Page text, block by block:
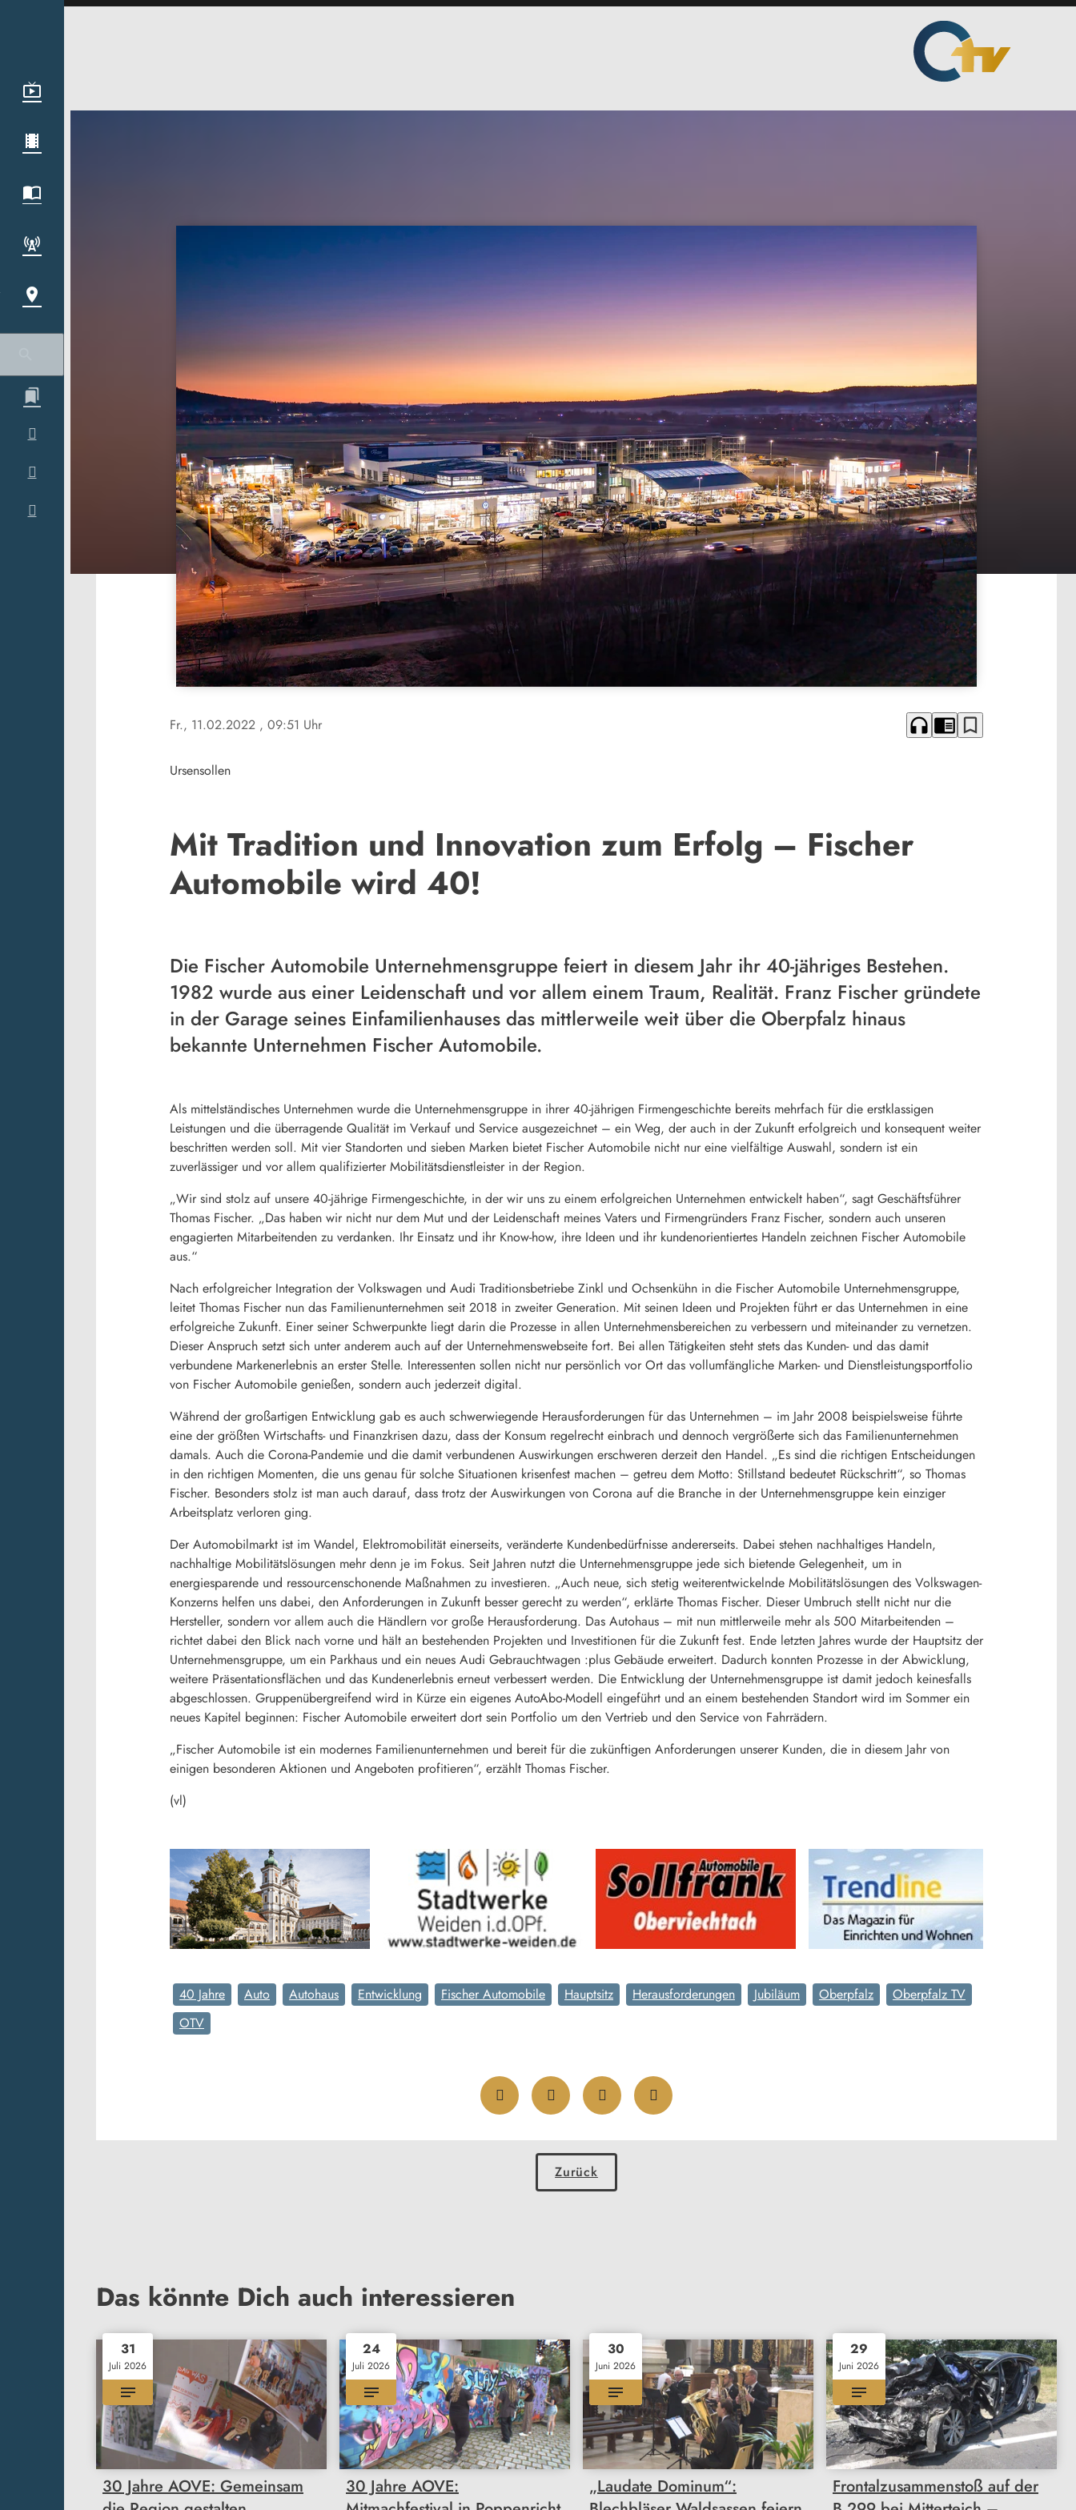
Fr., 11.02.2022 , 09:51 Uhr headphones chrome_reader_mode bookmark_border
Ursensollen
Mit Tradition und Innovation zum Erfolg – Fischer
Automobile wird 40!
Die Fischer Automobile Unternehmensgruppe feiert in diesem Jahr ihr 40-jähriges Bestehen.
1982 wurde aus einer Leidenschaft und vor allem einem Traum, Realität. Franz Fischer gründete
in der Garage seines Einfamilienhauses das mittlerweile weit über die Oberpfalz hinaus
bekannte Unternehmen Fischer Automobile.
Als mittelständisches Unternehmen wurde die Unternehmensgruppe in ihrer 40-jährigen Firmengeschichte bereits mehrfach für die erstklassigen
Leistungen und die überragende Qualität im Verkauf und Service ausgezeichnet – ein Weg, der auch in der Zukunft erfolgreich und konsequent weiter
beschritten werden soll. Mit vier Standorten und sieben Marken bietet Fischer Automobile nicht nur eine vielfältige Auswahl, sondern ist ein
zuverlässiger und vor allem qualifizierter Mobilitätsdienstleister in der Region.
„Wir sind stolz auf unsere 40-jährige Firmengeschichte, in der wir uns zu einem erfolgreichen Unternehmen entwickelt haben“, sagt Geschäftsführer
Thomas Fischer. „Das haben wir nicht nur dem Mut und der Leidenschaft meines Vaters und Firmengründers Franz Fischer, sondern auch unseren
engagierten Mitarbeitenden zu verdanken. Ihr Einsatz und ihr Know-how, ihre Ideen und ihr kundenorientiertes Handeln zeichnen Fischer Automobile
aus.“
Nach erfolgreicher Integration der Volkswagen und Audi Traditionsbetriebe Zinkl und Ochsenkühn in die Fischer Automobile Unternehmensgruppe,
leitet Thomas Fischer nun das Familienunternehmen seit 2018 in zweiter Generation. Mit seinen Ideen und Projekten führt er das Unternehmen in eine
erfolgreiche Zukunft. Einer seiner Schwerpunkte liegt darin die Prozesse in allen Unternehmensbereichen zu verbessern und miteinander zu vernetzen.
Dieser Anspruch setzt sich unter anderem auch auf der Unternehmenswebseite fort. Bei allen Tätigkeiten steht stets das Kunden- und das damit
verbundene Markenerlebnis an erster Stelle. Interessenten sollen nicht nur persönlich vor Ort das vollumfängliche Marken- und Dienstleistungsportfolio
von Fischer Automobile genießen, sondern auch jederzeit digital.
Während der großartigen Entwicklung gab es auch schwerwiegende Herausforderungen für das Unternehmen – im Jahr 2008 beispielsweise führte
eine der größten Wirtschafts- und Finanzkrisen dazu, dass der Konsum regelrecht einbrach und dennoch vergrößerte sich das Familienunternehmen
damals. Auch die Corona-Pandemie und die damit verbundenen Auswirkungen erschweren derzeit den Handel. „Es sind die richtigen Entscheidungen
in den richtigen Momenten, die uns genau für solche Situationen krisenfest machen – getreu dem Motto: Stillstand bedeutet Rückschritt“, so Thomas
Fischer. Besonders stolz ist man auch darauf, dass trotz der Auswirkungen von Corona auf die Branche in der Unternehmensgruppe kein einziger
Arbeitsplatz verloren ging.
Der Automobilmarkt ist im Wandel, Elektromobilität einerseits, veränderte Kundenbedürfnisse andererseits. Dabei stehen nachhaltiges Handeln,
nachhaltige Mobilitätslösungen mehr denn je im Fokus. Seit Jahren nutzt die Unternehmensgruppe jede sich bietende Gelegenheit, um in
energiesparende und ressourcenschonende Maßnahmen zu investieren. „Auch neue, sich stetig weiterentwickelnde Mobilitätslösungen des Volkswagen-
Konzerns helfen uns dabei, den Anforderungen in Zukunft besser gerecht zu werden“, erklärte Thomas Fischer. Dieser Umbruch stellt nicht nur die
Hersteller, sondern vor allem auch die Händlern vor große Herausforderung. Das Autohaus – mit nun mittlerweile mehr als 500 Mitarbeitenden –
richtet dabei den Blick nach vorne und hält an bestehenden Projekten und Investitionen für die Zukunft fest. Ende letzten Jahres wurde der Hauptsitz der
Unternehmensgruppe, um ein Parkhaus und ein neues Audi Gebrauchtwagen :plus Gebäude erweitert. Dadurch konnten Prozesse in der Abwicklung,
weitere Präsentationsflächen und das Kundenerlebnis erneut verbessert werden. Die Entwicklung der Unternehmensgruppe ist damit jedoch keinesfalls
abgeschlossen. Gruppenübergreifend wird in Kürze ein eigenes AutoAbo-Modell eingeführt und an einem bestehenden Standort wird im Sommer ein
neues Kapitel beginnen: Fischer Automobile erweitert dort sein Portfolio um den Vertrieb und den Service von Fahrrädern.
„Fischer Automobile ist ein modernes Familienunternehmen und bereit für die zukünftigen Anforderungen unserer Kunden, die in diesem Jahr von
einigen besonderen Aktionen und Angeboten profitieren“, erzählt Thomas Fischer.
(vl)
40 Jahre Auto Autohaus Entwicklung Fischer Automobile Hauptsitz Herausforderungen Jubiläum Oberpfalz
Oberpfalz TV
OTV
Zurück
Das könnte Dich auch interessieren
31
Juli 2026
30 Jahre AOVE: Gemeinsam
24
Juli 2026
30 Jahre AOVE:
30
Juni 2026
„Laudate Dominum“:
29
Juni 2026
Frontalzusammenstoß auf der